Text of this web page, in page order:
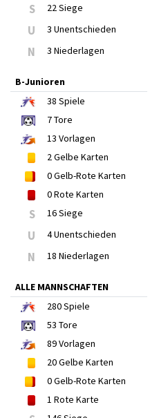
S 22 Siege
U 3 Unentschieden
N 3 Niederlagen
B-Junioren
38 Spiele
7Tore
13 Vorlagen
2Gelbe Karten
0Gelb-Rote Karten
0Rote Karten
S 16 Siege
U 4 Unentschieden
N 18 Niederlagen
ALLE MANNSCHAFTEN
280Spiele
53 Tore
89Vorlagen
20Gelbe Karten
0Gelb-Rote Karten
1 Rote Karte